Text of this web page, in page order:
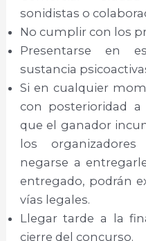
sonidistas o
No cumplir con los
Presentarse en
sustancia
Si en cualquier
con posterioridad a
que el ganador
los
negarse a
entregado, podrán
vías legales.
Llegar tarde a la
cierre del concurso.